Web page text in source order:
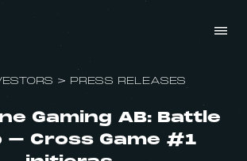
> PRESS RELEASES
Gaming AB: Battle
– Cross Game #1